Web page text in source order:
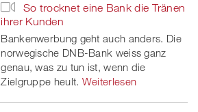
So trocknet eine Bank die Tränen
ihrer Kunden
Bankenwerbung geht auch anders. Die
norwegische DNB-Bank weiss ganz
genau, was zu tun ist, wenn die
Zielgruppe heult. Weiterlesen